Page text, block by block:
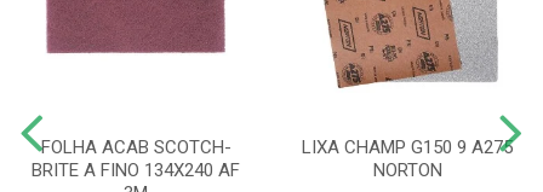
FOLHA ACAB SCOTCH-
BRITE A FINO 134X240 AF
LIXA CHAMP G150 9 A275
NORTON